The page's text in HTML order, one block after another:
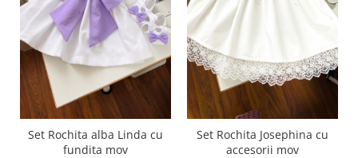
Set Rochita alba Linda cu
fundita mov
Set Rochita Josephina cu
accesorii mov